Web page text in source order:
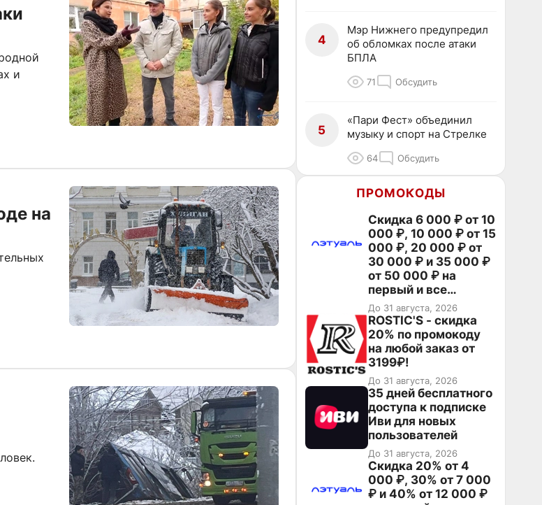
и
на
4
Мэр Нижнего предупредил
об обломках после атаки
БПЛА
71 Обсудить
5
«Пари Фест» объединил
музыку и спорт на Стрелке
64 Обсудить
ПРОМОКОДЫ
Скидка 6 000 ₽ от 10
000 ₽, 10 000 ₽ от 15
000 ₽, 20 000 ₽ от
30 000 ₽ и 35 000 ₽
от 50 000 ₽ на
первый и все
повторные заказы по
промокоду НАБЕРИ
До 31 августа, 2026
ROSTIC'S - скидка
20% по промокоду
на любой заказ от
3199₽!
До 31 августа, 2026
35 дней бесплатного
доступа к подписке
Иви для новых
пользователей
До 31 августа, 2026
Скидка 20% от 4
000 ₽, 30% от 7 000
₽ и 40% от 12 000 ₽